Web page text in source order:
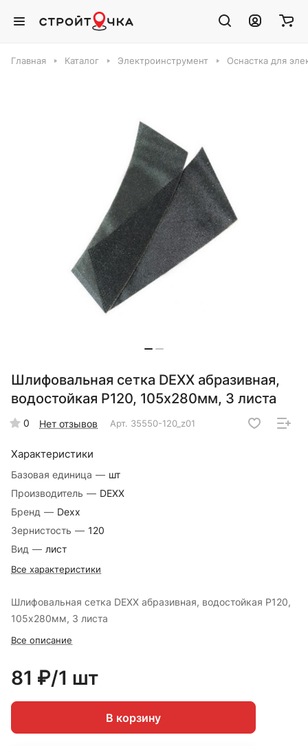
Главная Каталог Электроинструмент Оснастка для
Шлифовальная сетка DEXX абразивная,
водостойкая Р120, 105х280мм, 3 листа
0 Нет отзывов Арт. 35550-120_z01
Характеристики
Базовая единица — шт
Производитель — DEXX
Бренд — Dexx
Зернистость — 120
Вид — лист
Все характеристики
Шлифовальная сетка DEXX абразивная, водостойкая Р120,
105х280мм, 3 листа
Все описание
81 ₽/1 шт
В корзину